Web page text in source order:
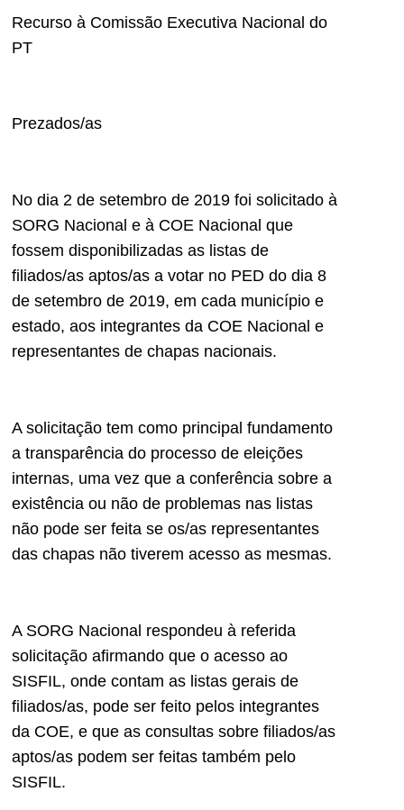
Recurso à Comissão Executiva Nacional do
PT
Prezados/as
No dia 2 de setembro de 2019 foi solicitado à
SORG Nacional e à COE Nacional que
fossem disponibilizadas as listas de
filiados/as aptos/as a votar no PED do dia 8
de setembro de 2019, em cada município e
estado, aos integrantes da COE Nacional e
representantes de chapas nacionais.
A solicitação tem como principal fundamento
a transparência do processo de eleições
internas, uma vez que a conferência sobre a
existência ou não de problemas nas listas
não pode ser feita se os/as representantes
das chapas não tiverem acesso as mesmas.
A SORG Nacional respondeu à referida
solicitação afirmando que o acesso ao
SISFIL, onde contam as listas gerais de
filiados/as, pode ser feito pelos integrantes
da COE, e que as consultas sobre filiados/as
aptos/as podem ser feitas também pelo
SISFIL.